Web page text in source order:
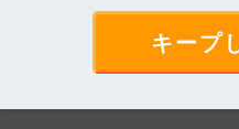
キープ